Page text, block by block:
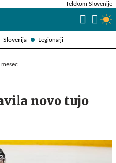
Slovenija Legionarji
Telekom Slovenije
novo tujo